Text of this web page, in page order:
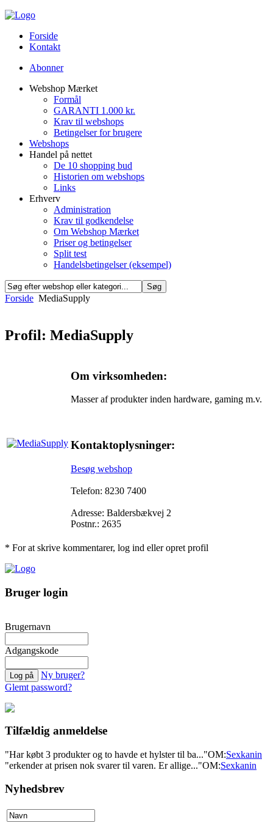
Forside
Kontakt
Abonner
Webshop Mærket
Formål
GARANTI 1.000 kr.
Krav til webshops
Betingelser for brugere
Webshops
Handel på nettet
De 10 shopping bud
Historien om webshops
Links
Erhverv
Administration
Krav til godkendelse
Om Webshop Mærket
Priser og betingelser
Split test
Handelsbetingelser (eksempel)
Forside MediaSupply
Profil: MediaSupply
Om virksomheden:
Masser af produkter inden hardware, gaming m.v.
Kontaktoplysninger:
Besøg webshop
Telefon: 8230 7400
Adresse: Baldersbækvej 2
Postnr.: 2635
* For at skrive kommentarer, log ind eller opret profil
Bruger login
Brugernavn
Adgangskode
Ny bruger?
Glemt password?
Tilfældig anmeldelse
"Har købt 3 produkter og to havde et hylster til ba..."OM:Sexkanin
"erkender at prisen nok svarer til varen. Er allige..."OM:Sexkanin
Nyhedsbrev